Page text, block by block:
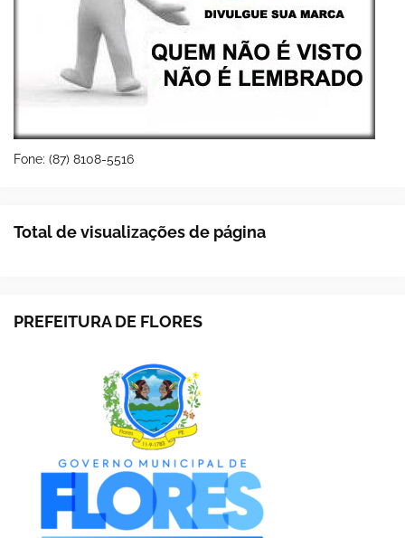
Fone: (87) 8108-5516
Total de visualizações de página
PREFEITURA DE FLORES